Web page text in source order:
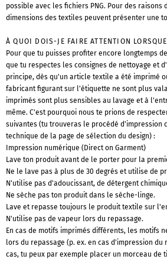
possible avec les fichiers PNG. Pour des raisons
dimensions des textiles peuvent présenter une
À QUOI DOIS-JE FAIRE ATTENTION
Pour que tu puisses profiter encore longtemps
que tu respectes les consignes de nettoyage et
principe, dès qu'un article textile a été imprimé
fabricant figurant sur l'étiquette ne sont plus
imprimés sont plus sensibles au lavage et à
même. C'est pourquoi nous te prions de
suivantes (tu trouveras le procédé d'impression
technique de la page de sélection du design) :
Impression numérique (Direct on Garment)
Lave ton produit avant de le porter pour la
Ne le lave pas à plus de 30 degrés et utilise de
N'utilise pas d'adoucissant, de détergent
Ne sèche pas ton produit dans le sèche-linge.
Lave et repasse toujours le produit textile sur
N'utilise pas de vapeur lors du repassage.
En cas de motifs imprimés différents, les motifs
lors du repassage (p. ex. en cas d'impression du
cas, tu peux par exemple placer un morceau de